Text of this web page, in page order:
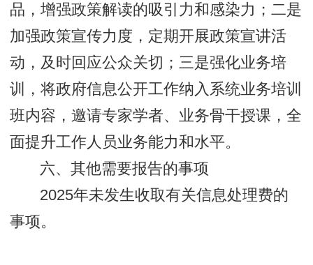
品，增强政策解读的吸引力和感染力；二是
加强政策宣传力度，定期开展政策宣讲活
动，及时回应公众关切；三是强化业务培
训，将政府信息公开工作纳入系统业务培训
班内容，邀请专家学者、业务骨干授课，全
面提升工作人员业务能力和水平。
六、其他需要报告的事项
2025年未发生收取有关信息处理费的
事项。